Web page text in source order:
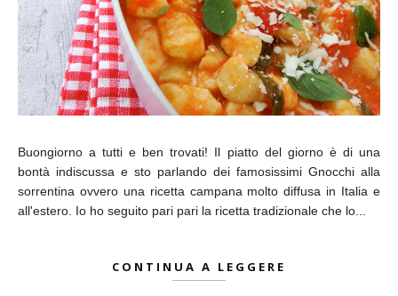
Buongiorno a tutti e ben trovati! Il piatto del giorno è di una
bontà indiscussa e sto parlando dei famosissimi Gnocchi alla
sorrentina ovvero una ricetta campana molto diffusa in Italia e
all'estero. Io ho seguito pari pari la ricetta tradizionale che lo...
CONTINUA A LEGGERE